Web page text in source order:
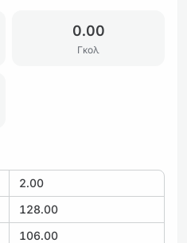
0.00
Γκολ
2.00
128.00
106.00